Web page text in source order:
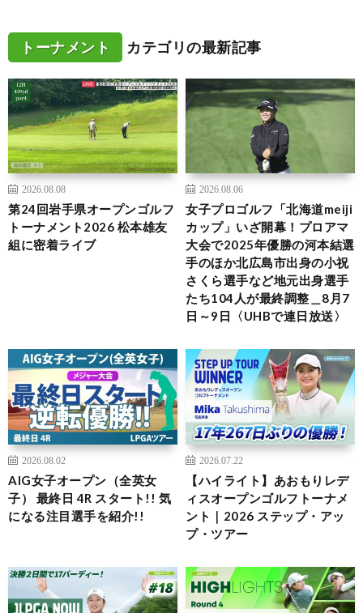
トーナメント カテゴリの最新記事
2026.08.08
第24回岩手県オープンゴルフ
トーナメント2026 松本雄友
組に密着ライブ
2026.08.06
女子プロゴルフ「北海道meiji
カップ」いざ開幕！プロアマ
大会で2025年優勝の河本結選
手のほか北広島市出身の小祝
さくら選手など地元出身選手
たち104人が最終調整＿8月7
日～9日〈UHBで連日放送〉
2026.08.02
AIG女子オープン（全英女
子） 最終日 4R スタート!! 気
になる注目選手を紹介!!
2026.07.22
【ハイライト】あおもりレデ
ィスオープンゴルフトーナメ
ント｜2026 ステップ・アッ
プ・ツアー